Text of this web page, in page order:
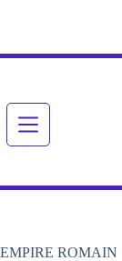
EMPIRE ROMAIN